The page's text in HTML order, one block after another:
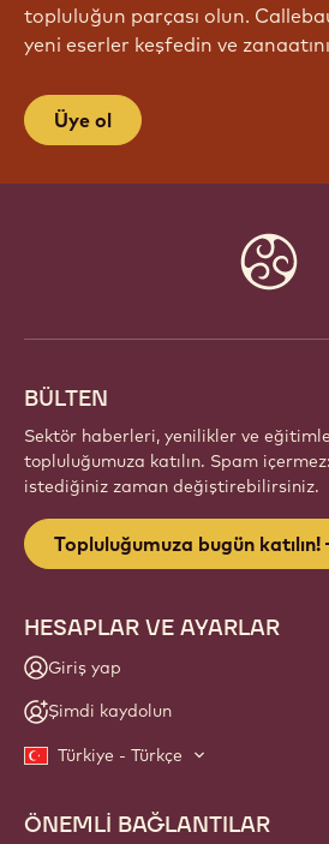
topluluğun parçası olun.
yeni eserler keşfedin ve
Üye ol
BÜLTEN
Sektör haberleri, yenilikler ve
topluluğumuza katılın. Spam
istediğiniz zaman değiştirebilirsiniz.
Topluluğumuza bugün katılın!
HESAPLAR VE AYARLAR
Giriş yap
Şimdi kaydolun
Türkiye - Türkçe
Footer
ÖNEMLİ BAĞLANTILAR